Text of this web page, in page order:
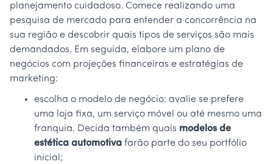
planejamento cuidadoso. Comece realizando uma
pesquisa de mercado para entender a concorrência na
sua região e descobrir quais tipos de serviços são mais
demandados. Em seguida, elabore um plano de
negócios com projeções financeiras e estratégias de
marketing:
escolha o modelo de negócio: avalie se prefere
uma loja fixa, um serviço móvel ou até mesmo uma
franquia. Decida também quais modelos de
estética automotiva farão parte do seu portfólio
inicial;